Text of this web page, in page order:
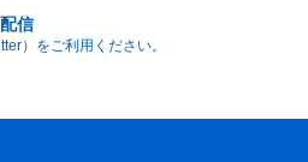
信
）をご利用ください。